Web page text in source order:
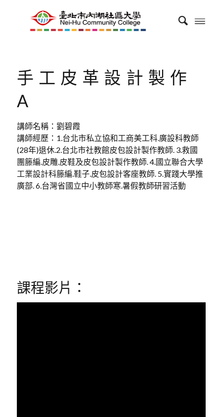
手工皮革設計製作
A
講師名稱：劉碧霞
講師經歷：1.台北市私立協和工商美工科.廣設科教師
(28年)退休.2.台北市社教館皮包設計製作教師. 3.救國
團籐編.皮雕.皮鞋及皮包設計製作教師. 4.國立聯合大學
工業設計科籐編.鞋子.皮包設計客座教師. 5.實踐大學推
廣部. 6.台灣省國立中小教師寒.暑假教師研習活動
課程影片：